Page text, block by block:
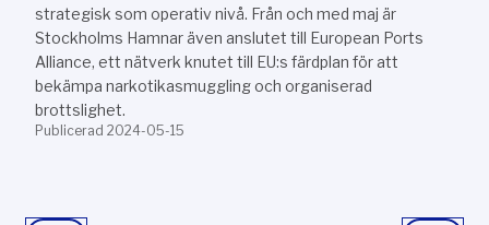
strategisk som operativ nivå. Från och med maj är
Stockholms Hamnar även anslutet till European Ports
Alliance, ett nätverk knutet till EU:s färdplan för att
bekämpa narkotikasmuggling och organiserad
brottslighet.
Publicerad 2024-05-15